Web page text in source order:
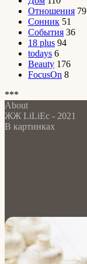
Отношения 79
Сонник 51
События 36
18 plus 94
todays 6
Beauty 176
FocusOn 8
***
About
ЖЖ LiLiEc - 2021
В картинках